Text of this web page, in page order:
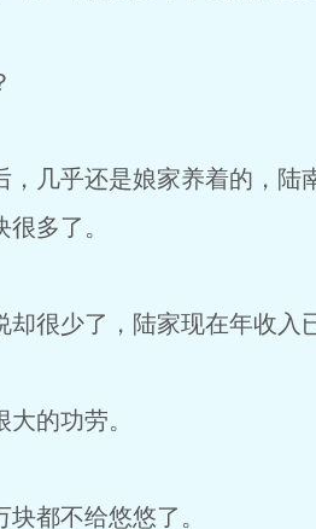
，几乎还是娘家养着的，
多了。
很少了，陆家现在年收入
的功劳。
都不给悠悠了。